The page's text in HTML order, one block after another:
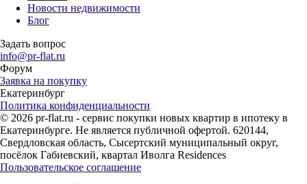
Новости недвижимости
Блог
Задать вопрос
info@pr-flat.ru
Форум
Заявка на покупку
Екатеринбург
Политика конфиденциальности
© 2026 pr-flat.ru - сервис покупки новых квартир в ипотеку в
Екатеринбурге. Не является публичной офертой. 620144,
Свердловская область, Сысертский муниципальный округ,
посёлок Габиевский, квартал Иволга Residences
Пользовательское соглашение